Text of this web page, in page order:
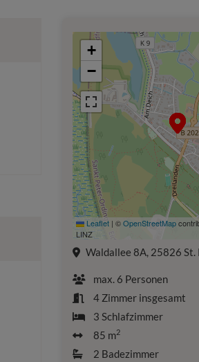
+
−
Leaflet | ©OpenStreetMap
LINZ
Waldallee 8A, 25826
max. 6 Personen
4 Zimmer insgesamt
3Schlafzimmer
85 m2
2 Badezimmer